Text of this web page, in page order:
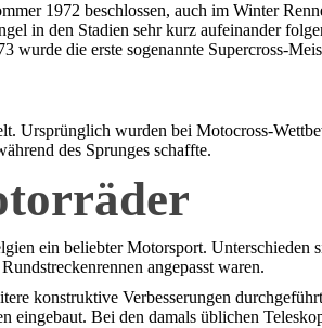
1972 beschlossen, auch im Winter
in den Stadien sehr kurz aufeinander
die erste sogenannte Supercross-
Ursprünglich wurden bei Motocross-
des Sprunges schaffte.
ein beliebter Motorsport.
angepasst waren.
konstruktive Verbesserungen
Bei den damals üblichen